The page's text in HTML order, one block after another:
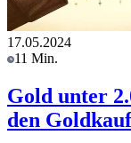
17.05.2024
11 Min.
Gold unter
den